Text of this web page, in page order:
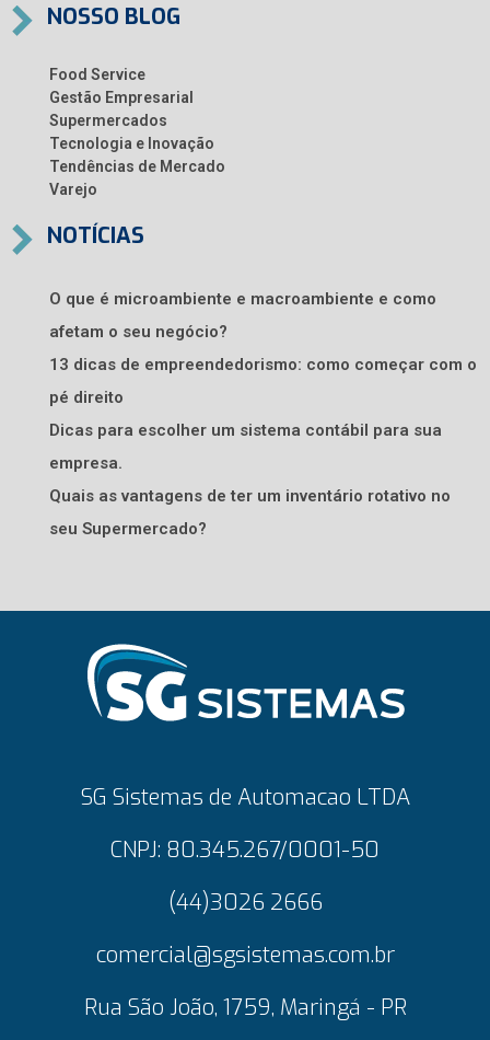
NOSSO BLOG
Food Service
Gestão Empresarial
Supermercados
Tecnologia e Inovação
Tendências de Mercado
Varejo
NOTÍCIAS
O que é microambiente e macroambiente e como
afetam o seu negócio?
13 dicas de empreendedorismo: como começar com o
pé direito
Dicas para escolher um sistema contábil para sua
empresa.
Quais as vantagens de ter um inventário rotativo no
seu Supermercado?
SG Sistemas de Automacao LTDA
CNPJ: 80.345.267/0001-50
(44)3026 2666
comercial@sgsistemas.com.br
Rua São João, 1759, Maringá - PR